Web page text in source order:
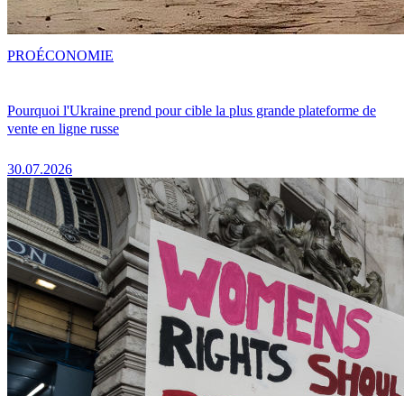
Pourquoi l'Ukraine prend pour cible la plus grande plateforme de
vente en ligne russe
30.07.2026
PROÉCONOMIE